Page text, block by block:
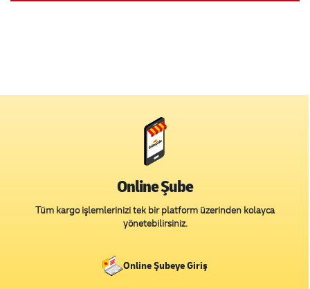
Online Şube
Tüm kargo işlemlerinizi tek bir platform üzerinden kolayca
yönetebilirsiniz.
Online Şubeye Giriş